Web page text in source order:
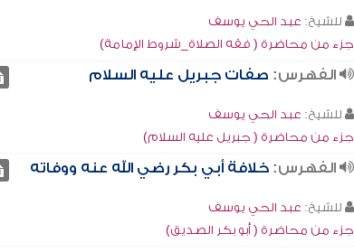
للشيخ: عبد الحي يوسف
جزء من محاضرة ( فقه الصلاة_شروط الإمامة)
الفهرس: صفات جبريل عليه السلام
للشيخ: عبد الحي يوسف
جزء من محاضرة ( جبريل عليه السلام)
الفهرس: خلافة أبي بكر رضي الله عنه ووفاته
للشيخ: عبد الحي يوسف
جزء من محاضرة ( أبو بكر الصديق)